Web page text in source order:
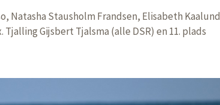
Natasha Stausholm Frandsen, Elisabeth Kaalund
Tjalling Gijsbert Tjalsma (alle DSR) en 11. plads